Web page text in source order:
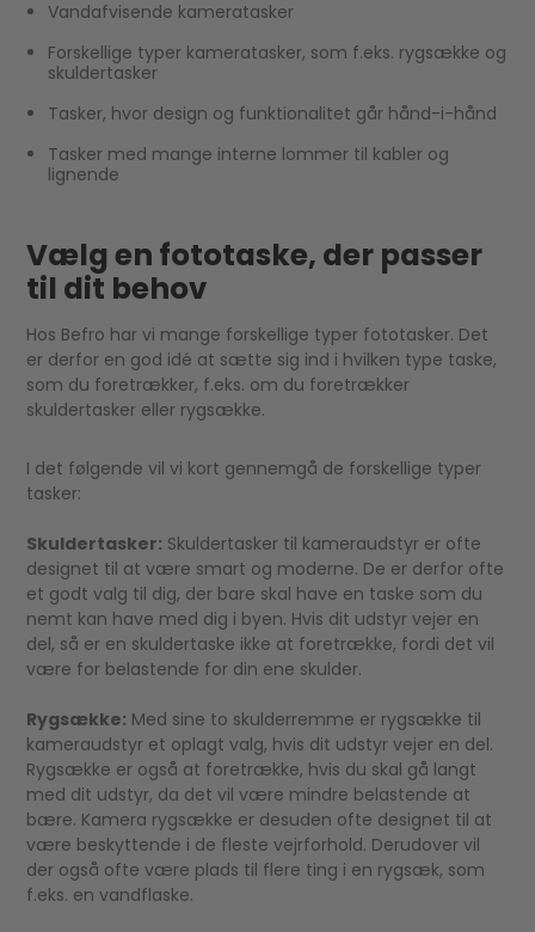
Vandafvisende kameratasker
Forskellige typer kameratasker, som f.eks. rygsække og
skuldertasker
Tasker, hvor design og funktionalitet går hånd-i-hånd
Tasker med mange interne lommer til kabler og
lignende
Vælg en fototaske, der passer
til dit behov
Hos Befro har vi mange forskellige typer fototasker. Det
er derfor en god idé at sætte sig ind i hvilken type taske,
som du foretrækker, f.eks. om du foretrækker
skuldertasker eller rygsække.
I det følgende vil vi kort gennemgå de forskellige typer
tasker:
Skuldertasker: Skuldertasker til kameraudstyr er ofte
designet til at være smart og moderne. De er derfor ofte
et godt valg til dig, der bare skal have en taske som du
nemt kan have med dig i byen. Hvis dit udstyr vejer en
del, så er en skuldertaske ikke at foretrække, fordi det vil
være for belastende for din ene skulder.
Rygsække: Med sine to skulderremme er rygsække til
kameraudstyr et oplagt valg, hvis dit udstyr vejer en del.
Rygsække er også at foretrække, hvis du skal gå langt
med dit udstyr, da det vil være mindre belastende at
bære. Kamera rygsække er desuden ofte designet til at
være beskyttende i de fleste vejrforhold. Derudover vil
der også ofte være plads til flere ting i en rygsæk, som
f.eks. en vandflaske.